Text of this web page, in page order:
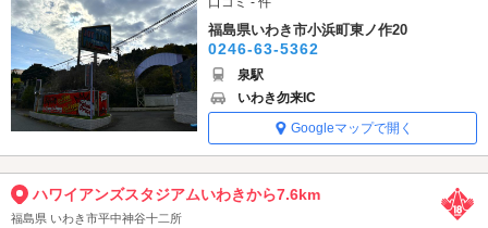
福島県いわき市小浜町東ノ作20
0246-63-5362
泉駅
いわき勿来IC
Googleマップで開く
ハワイアンズスタジアムいわきから7.6km
福島県 いわき市平中神谷十二所